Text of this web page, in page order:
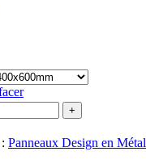
Panneaux Design en Métal